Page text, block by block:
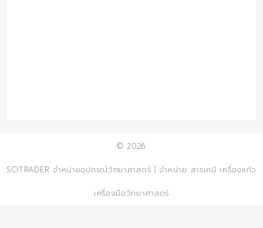
© 2026
SCITRADER จำหน่ายอุปกรณ์วิทยาศาสตร์ | จำหน่าย สารเคมี เครื่องแก้ว
เครื่องมือวิทยาศาสตร์